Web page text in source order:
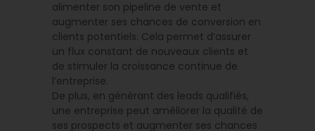
alimenter son pipeline de vente et
augmenter ses chances de conversion en
clients potentiels. Cela permet d’assurer
un flux constant de nouveaux clients et
de stimuler la croissance continue de
l’entreprise.
De plus, en générant des leads qualifiés,
une entreprise peut améliorer la qualité de
ses prospects et augmenter ses chances